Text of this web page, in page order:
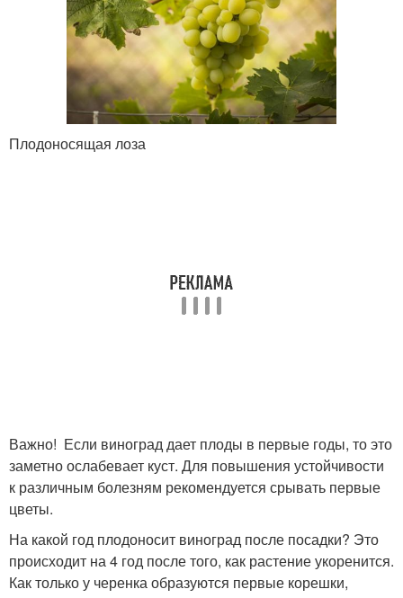
Плодоносящая лоза
Важно! Если виноград дает плоды в первые годы, то это
заметно ослабевает куст. Для повышения устойчивости
к различным болезням рекомендуется срывать первые
цветы.
На какой год плодоносит виноград после посадки? Это
происходит на 4 год после того, как растение укоренится.
Как только у черенка образуются первые корешки,